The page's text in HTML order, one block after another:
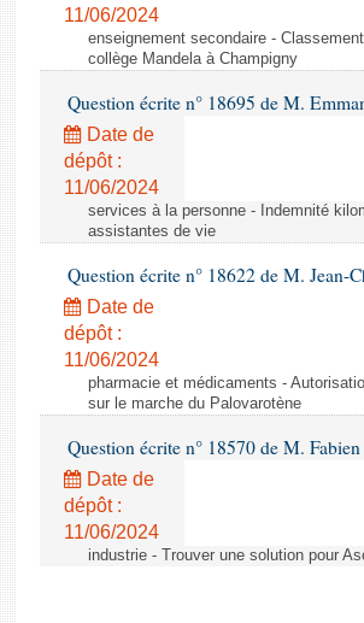
11/06/2024
enseignement secondaire -
collège Mandela à Champigny
Question écrite n° 18695 de M.
Date de
dépôt :
11/06/2024
services à la personne - Indemnité
assistantes de vie
Question écrite n° 18622 de M. Jean-
Date de
dépôt :
11/06/2024
pharmacie et médicaments -
sur le marche du Palovarotène
Question écrite n° 18570 de M. Fabien
Date de
dépôt :
11/06/2024
industrie - Trouver une solution pour